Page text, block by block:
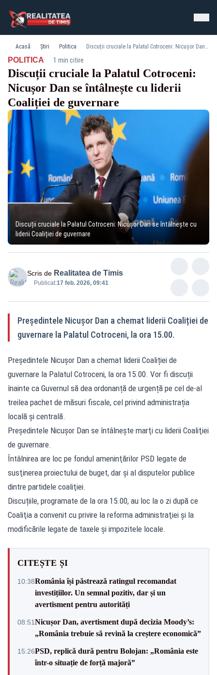
Acasă Știri Politica Discuții cruciale la Palatul Cotroceni: Nicușor Dan se întâlnește cu liderii Coaliției de guvernare
POLITICA· 1 min citire
Discuții cruciale la Palatul Cotroceni:
Nicușor Dan se întâlnește cu liderii
Coaliției de guvernare
Discuții cruciale la Palatul Cotroceni: Nicușor Dan se întâlnește cu
liderii Coaliției de guvernare
Scris de Realitatea de Timis
Publicat:17 feb. 2026, 09:41
Președintele Nicușor Dan a chemat liderii Coaliției de
guvernare la Palatul Cotroceni, la ora 15.00.
Președintele Nicușor Dan a chemat liderii Coaliției de
guvernare la Palatul Cotroceni, la ora 15.00. Vor fi discuții
înainte ca Guvernul să dea ordonanță de urgență pe cel de-al
treilea pachet de măsuri fiscale, cel privind administrația
locală și centrală.
Preşedintele Nicuşor Dan se întâlneşte marţi cu liderii Coaliţiei
de guvernare.
Întâlnirea are loc pe fondul ameninţărilor PSD legate de
susţinerea proiectului de buget, dar şi al disputelor publice
dintre partidele coaliţiei.
Discuțiile, programate de la ora 15.00, au loc la o zi după ce
Coaliţia a convenit cu privire la reforma administraţiei şi la
modificările legate de taxele şi impozitele locale.
CITEȘTE ȘI
10:38România își păstrează ratingul recomandat
investițiilor. Un semnal pozitiv, dar și un
avertisment pentru autorități
08:51Nicușor Dan, avertisment după decizia Moody’s:
„România trebuie să revină la creștere economică”
15:26PSD, replică dură pentru Bolojan: „România este
într-o situație de forță majoră”